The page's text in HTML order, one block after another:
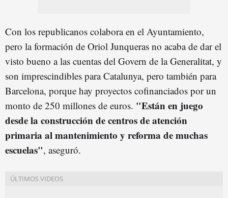
Con los republicanos colabora en el Ayuntamiento,
pero la formación de Oriol Junqueras no acaba de dar el
visto bueno a las cuentas del Govern de la Generalitat, y
son imprescindibles para Catalunya, pero también para
Barcelona, porque hay proyectos cofinanciados por un
monto de 250 millones de euros. "Están en juego
desde la construcción de centros de atención
primaria al mantenimiento y reforma de muchas
escuelas", aseguró.